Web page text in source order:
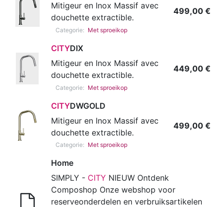
Mitigeur en Inox Massif avec
douchette extractible.
Categorie: Met sproeikop
499,00 €
CITYDIX
Mitigeur en Inox Massif avec
douchette extractible.
Categorie: Met sproeikop
449,00 €
CITYDWGOLD
Mitigeur en Inox Massif avec
douchette extractible.
Categorie: Met sproeikop
499,00 €
Home
SIMPLY - CITY NIEUW Ontdenk
Composhop Onze webshop voor
reserveonderdelen en verbruiksartikelen